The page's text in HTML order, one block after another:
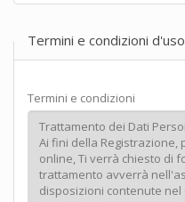
Termini e condizioni d'uso
Termini e condizioni